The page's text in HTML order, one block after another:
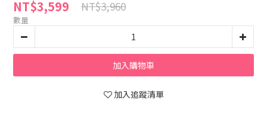
NT$3,599 NT$3,960
數量
加入購物車
加入追蹤清單